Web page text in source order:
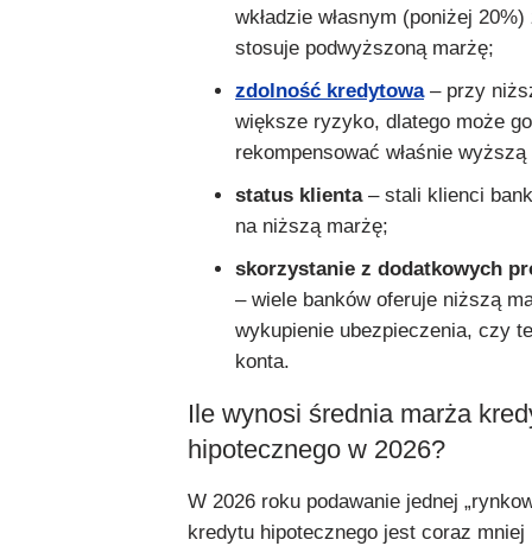
wkładzie własnym (poniżej
stosuje podwyższoną marżę;
zdolność kredytowa– przy
większe ryzyko, dlatego może go
rekompensować właśnie
status klienta– stali klienci
na niższą marżę;
skorzystanie z dodatkowych
– wiele banków oferuje niższą
wykupienie ubezpieczenia, czy
konta.
Ile wynosi średnia marża
hipotecznego w 2026?
W 2026 roku podawanie jednej
kredytu hipotecznego jest coraz mniej